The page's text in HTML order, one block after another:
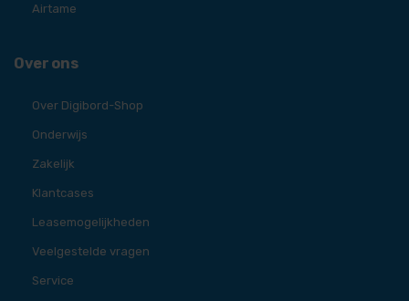
Airtame
Over ons
Over Digibord-Shop
Onderwijs
Zakelijk
Klantcases
Leasemogelijkheden
Veelgestelde vragen
Service